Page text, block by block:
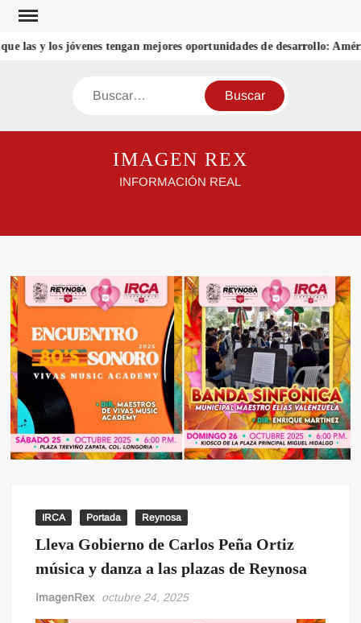
Saltar
contenido
las y los jóvenes tengan mejores oportunidades de desarrollo:
Buscar
IMAGEN REX
INFORMACIÓN REAL
IRCA Portada Reynosa
Lleva Gobierno de Carlos Peña Ortiz
música y danza a las plazas de Reynosa
ImagenRex octubre 24, 2025